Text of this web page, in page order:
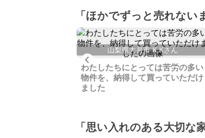
「ほかでずっと売れない
Previous
山梨県大月市 K.Kさん
わたしたちにとっては苦労の多い
物件を、納得して買っていただけ
ました
「思い入れのある大切な